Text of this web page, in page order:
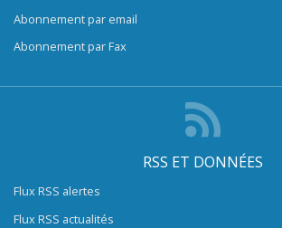
Abonnement par email
Abonnement par Fax
RSS ET DONNÉES
Flux RSS alertes
Flux RSS actualités